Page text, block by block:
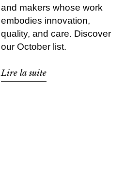
and makers whose work
embodies innovation,
quality, and care. Discover
our October list.
Lire la suite